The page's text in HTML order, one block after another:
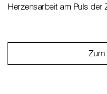
Herzensarbeit am Puls der
Zum